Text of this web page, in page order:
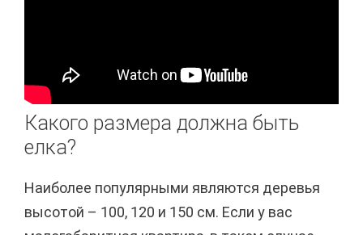
Какого размера должна быть
елка?
Наиболее популярными являются деревья
высотой – 100, 120 и 150 см. Если у вас